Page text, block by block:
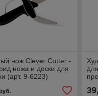
нож Clever Cutter -
ножа и доски для
(арт. 9-6223)